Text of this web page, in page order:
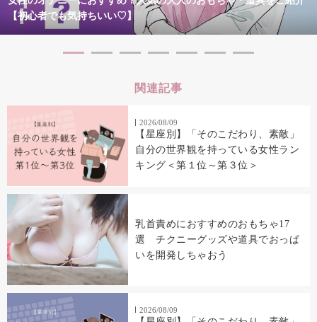
【初心者でも気持ちいい♡】
関連記事
2026/08/09
【星座別】「そのこだわり、素敵」
自分の世界観を持っている女性ラン
キング＜第１位～第３位＞
乳首責めにおすすめのおもちゃ17
選 チクニーグッズや道具でおっぱ
いを開発しちゃおう
2026/08/09